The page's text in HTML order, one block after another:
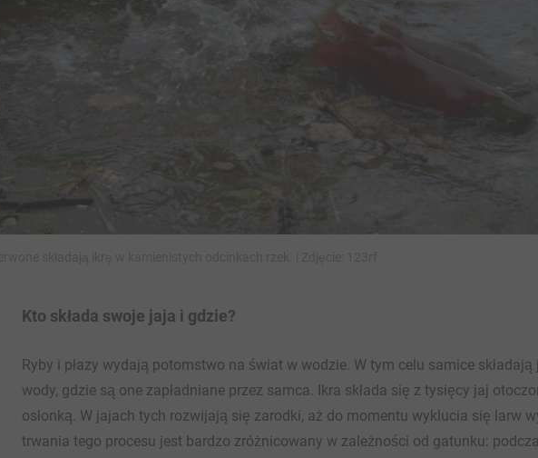
Kto składa swoje jaja i gdzie?
Ryby i płazy wydają potomstwo na świat w wodzie. W tym celu samice
wody, gdzie są one zapładniane przez samca. Ikra składa się z tysięcy jaj
osłonką. W jajach tych rozwijają się zarodki, aż do momentu wyklucia się larw
trwania tego procesu jest bardzo zróżnicowany w zależności od gatunku: